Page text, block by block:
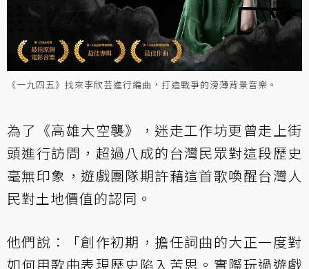
《一九四五》找來李欣芸進行編曲，打造戰爭的滂薄背景音樂。
為了《高雄大空襲》，迷走工作坊更曾走上街
頭進行訪問，超過八成的台灣民眾對這段歷史
毫無印象，遊戲團隊期許藉這首歌喚醒台灣人
民對土地價值的認同。
他們說：「創作初期，擔任詞曲的大正一度對
如何用歌曲表現歷史陷入苦思。實際玩過遊戲